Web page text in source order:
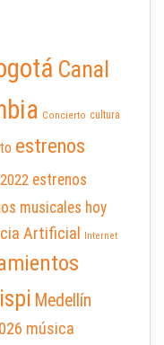
Canal
Concierto cultura
estrenos
estrenos
musicales hoy
Artificial Internet
Medellín
música